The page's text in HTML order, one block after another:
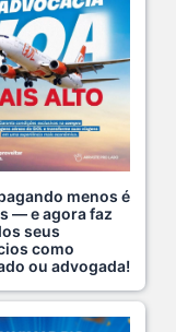
da Advocac s...
quanto s...
vida de qu s...
da Advoca s...
menos é
— e agora faz
seus
como
ou advogada!